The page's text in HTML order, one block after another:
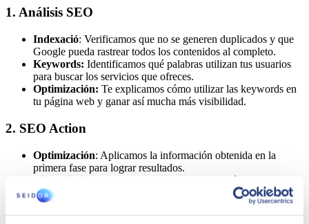
1. Análisis SEO
Indexació: Verificamos que no se generen duplicados y que
Google pueda rastrear todos los contenidos al completo.
Keywords: Identificamos qué palabras utilizan tus usuarios
para buscar los servicios que ofreces.
Optimización: Te explicamos cómo utilizar las keywords en
tu página web y ganar así mucha más visibilidad.
2. SEO Action
Optimización: Aplicamos la información obtenida en la
primera fase para lograr resultados.
Linkbuilding
: Estudiamos las estrategias o métodos para
obtener popularidad y visibilidad.
Continguts
: Los contenidos de tu sitio web son tan
importantes como los generados por tus redes sociales.